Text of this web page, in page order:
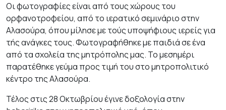
Οι φωτογραφίες είναι από τους χώρους του
ορφανοτροφείου, από το ιερατικό σεμινάριο στην
Αλασούρα, όπου μίλησε με τούς υποψήφιους ιερείς για
τής ανάγκες τους. Φωτογραφήθηκε με παιδιά σε ένα
από τα σχολεία της μητρόπολης μας. Το μεσημέρι
παρατέθηκε γεύμα προς τιμή του στο μητροπολιτικό
κέντρο της Αλασούρα.
Τέλος στις 28 Οκτωβρίου έγινε δοξολογία στην